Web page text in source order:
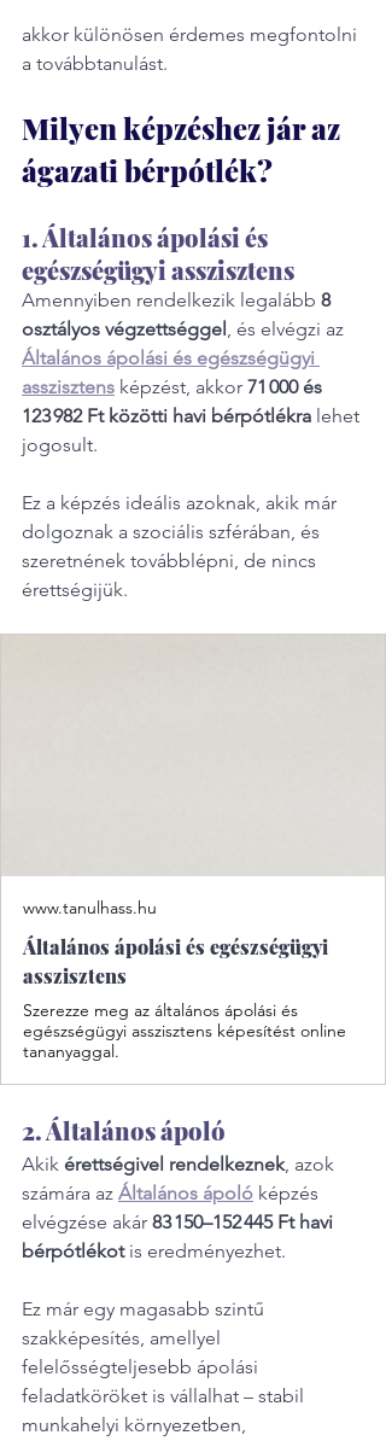
akkor különösen érdemes megfontolni
a továbbtanulást.
Milyen képzéshez jár az
ágazati bérpótlék?
1. Általános ápolási és
egészségügyi asszisztens
Amennyiben rendelkezik legalább 8
osztályos végzettséggel, és elvégzi az
Általános ápolási és egészségügyi
asszisztens képzést, akkor 71 000 és
123 982 Ft közötti havi bérpótlékra lehet
jogosult.
Ez a képzés ideális azoknak, akik már
dolgoznak a szociális szférában, és
szeretnének továbblépni, de nincs
érettségijük.
www.tanulhass.hu
Általános ápolási és egészségügyi
asszisztens
Szerezze meg az általános ápolási és
egészségügyi asszisztens képesítést online
tananyaggal.
2. Általános ápoló
Akik érettségivel rendelkeznek, azok
számára az Általános ápoló képzés
elvégzése akár 83 150–152 445 Ft havi
bérpótlékot is eredményezhet.
Ez már egy magasabb szintű
szakképesítés, amellyel
felelősségteljesebb ápolási
feladatköröket is vállalhat – stabil
munkahelyi környezetben,